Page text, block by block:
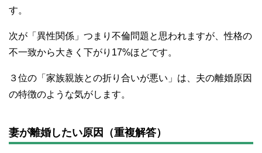
す。
次が「異性関係」つまり不倫問題と思われますが、性格の
不一致から大きく下がり17%ほどです。
３位の「家族親族との折り合いが悪い」は、夫の離婚原因
の特徴のような気がします。
妻が離婚したい原因（重複解答）